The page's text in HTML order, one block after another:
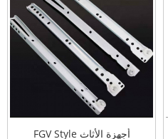
أجهزة الأثاث FGV Style